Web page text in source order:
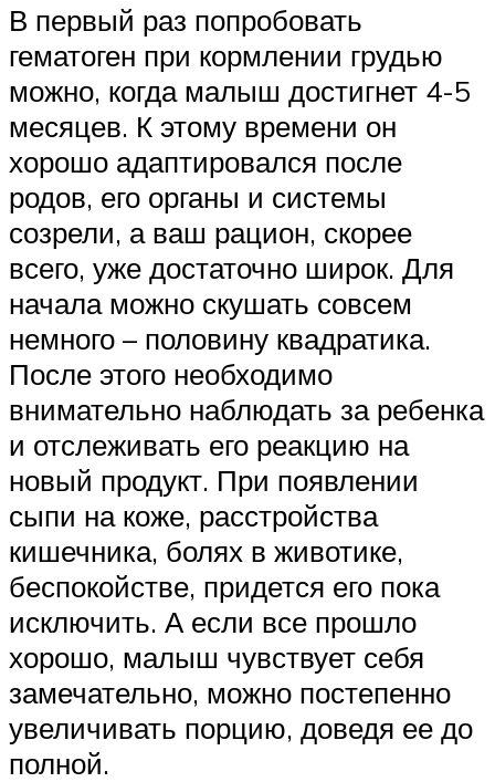
В первый раз попробовать
гематоген при кормлении грудью
можно, когда малыш достигнет 4-5
месяцев. К этому времени он
хорошо адаптировался после
родов, его органы и системы
созрели, а ваш рацион, скорее
всего, уже достаточно широк. Для
начала можно скушать совсем
немного – половину квадратика.
После этого необходимо
внимательно наблюдать за ребенка
и отслеживать его реакцию на
новый продукт. При появлении
сыпи на коже, расстройства
кишечника, болях в животике,
беспокойстве, придется его пока
исключить. А если все прошло
хорошо, малыш чувствует себя
замечательно, можно постепенно
увеличивать порцию, доведя ее до
полной.